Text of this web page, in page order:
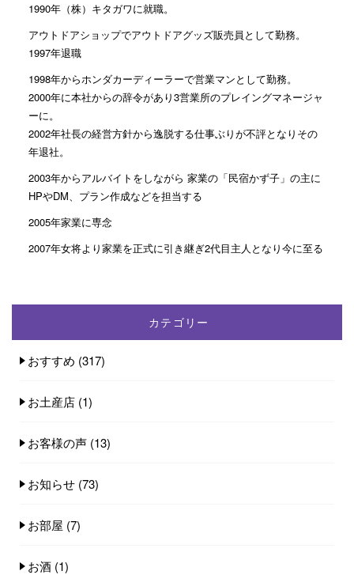
1990年（株）キタガワに就職。
アウトドアショップでアウトドアグッズ販売員として勤務。
1997年退職
1998年からホンダカーディーラーで営業マンとして勤務。
2000年に本社からの辞令があり3営業所のプレイングマネージャ
ーに。
2002年社長の経営方針から逸脱する仕事ぶりが不評となりその
年退社。
2003年からアルバイトをしながら 家業の「民宿かず子」の主に
HPやDM、プラン作成などを担当する
2005年家業に専念
2007年女将より家業を正式に引き継ぎ2代目主人となり今に至る
カテゴリー
おすすめ (317)
お土産店 (1)
お客様の声 (13)
お知らせ (73)
お部屋 (7)
お酒 (1)